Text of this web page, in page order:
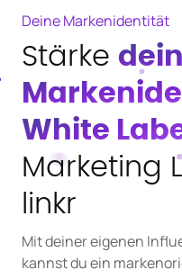
Deine Markenidentität
Stärke
White
Marketing
linkr
Mit deiner eigenen
kannst du ein